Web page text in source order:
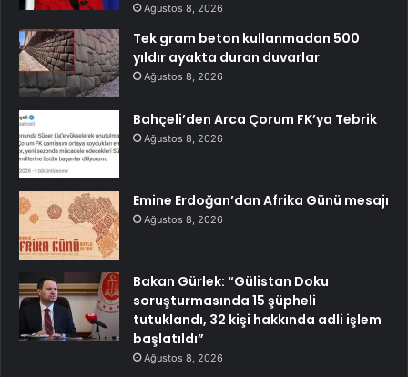
Ağustos 8, 2026
Tek gram beton kullanmadan 500
yıldır ayakta duran duvarlar
Ağustos 8, 2026
Bahçeli’den Arca Çorum FK’ya Tebrik
Ağustos 8, 2026
Emine Erdoğan’dan Afrika Günü mesajı
Ağustos 8, 2026
Bakan Gürlek: “Gülistan Doku
soruşturmasında 15 şüpheli
tutuklandı, 32 kişi hakkında adli işlem
başlatıldı”
Ağustos 8, 2026